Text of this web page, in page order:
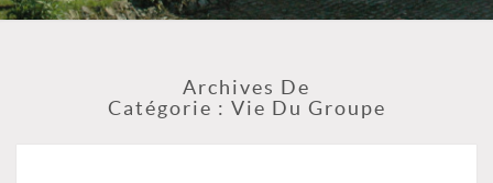
Archives De
Catégorie : Vie Du Groupe